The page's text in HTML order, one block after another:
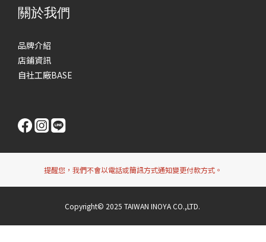
關於我們
品牌介紹
店鋪資訊
自社工廠BASE
提醒您，我們不會以電話或簡訊方式通知變更付款方式。
Copyright© 2025 TAIWAN INOYA CO.,LTD.